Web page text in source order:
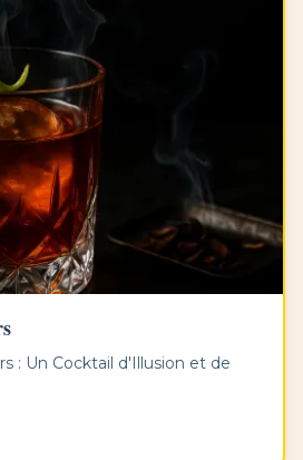
: Un Cocktail d'Illusion et de